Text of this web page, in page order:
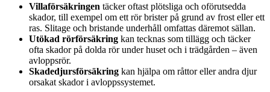
Villaförsäkringen täcker oftast plötsliga och oförutsedda
skador, till exempel om ett rör brister på grund av frost eller ett
ras. Slitage och bristande underhåll omfattas däremot sällan.
Utökad rörförsäkring kan tecknas som tillägg och täcker
ofta skador på dolda rör under huset och i trädgården – även
avloppsrör.
Skadedjursförsäkring kan hjälpa om råttor eller andra djur
orsakat skador i avloppssystemet.